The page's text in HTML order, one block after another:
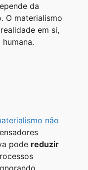
da
O materialismo
em si,
não
pode reduzir